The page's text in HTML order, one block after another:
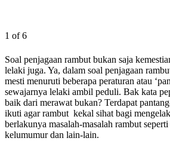
1 of 6
Soal penjagaan rambut bukan saja
lelaki juga. Ya, dalam soal penjagaan
mesti menuruti beberapa peraturan atau
sewajarnya lelaki ambil peduli. Bak kata
baik dari merawat bukan? Terdapat
ikuti agar rambut kekal sihat bagi
berlakunya masalah-masalah rambut
kelumumur dan lain-lain.